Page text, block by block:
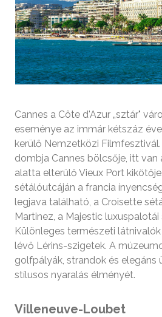
Cannes a Côte d'Azur „sztár"
eseménye az immár kétszáz
kerülő Nemzetközi Filmfesztivál.
dombja Cannes bölcsője, itt van
alatta elterülő Vieux Port
sétálóutcáján a francia
legjava található, a Croisette
Martinez, a Majestic luxuspalotái
Különleges természeti
lévő Lérins-szigetek. A
golfpályák, strandok és elegáns
stílusos nyaralás élményét.
Villeneuve-Loubet